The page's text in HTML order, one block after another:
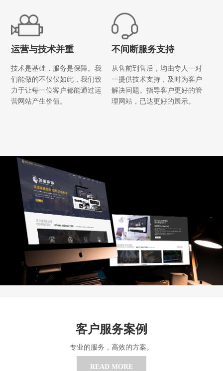
运营与技术并重
技术是基础，服务是保障。我
们能做的不仅仅如此，我们致
力于让每一位客户都能通过运
营网站产生价值。
不间断服务支持
从售前到售后，均由专人一对
一提供技术支持，及时为客户
解决问题。指导客户更好的管
理网站，已达更好的展示。
客户服务案例
专业的服务，高效的方案。
READ MORE